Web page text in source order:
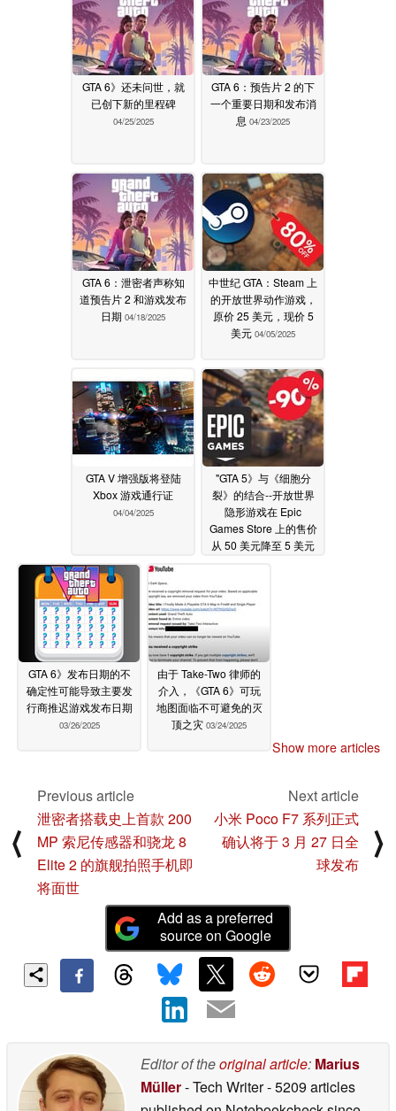
GTA 6》还未问世，就
已创下新的里程碑
04/25/2025
GTA 6：预告片 2 的下
一个重要日期和发布消
息 04/23/2025
GTA 6：泄密者声称知
道预告片 2 和游戏发布
日期 04/18/2025
中世纪 GTA：Steam 上
的开放世界动作游戏，
原价 25 美元，现价 5
美元 04/05/2025
GTA V 增强版将登陆
Xbox 游戏通行证
04/04/2025
"GTA 5》与《细胞分
裂》的结合--开放世界
隐形游戏在 Epic
Games Store 上的售价
从 50 美元降至 5 美元
GTA 6》发布日期的不
确定性可能导致主要发
行商推迟游戏发布日期
03/26/2025
由于 Take-Two 律师的
介入，《GTA 6》可玩
地图面临不可避免的灭
顶之灾 03/24/2025
Show more articles
⟨
Previous article
泄密者搭载史上首款 200
MP 索尼传感器和骁龙 8
Elite 2 的旗舰拍照手机即
将面世
Next article
小米 Poco F7 系列正式
确认将于 3 月 27 日全
球发布
⟩
Add as a preferred
source on Google
Editor of theoriginal article: Marius
Müller- Tech Writer- 5209 articles